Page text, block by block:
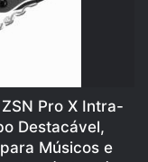
Pro X Intra-
Destacável,
Músicos e